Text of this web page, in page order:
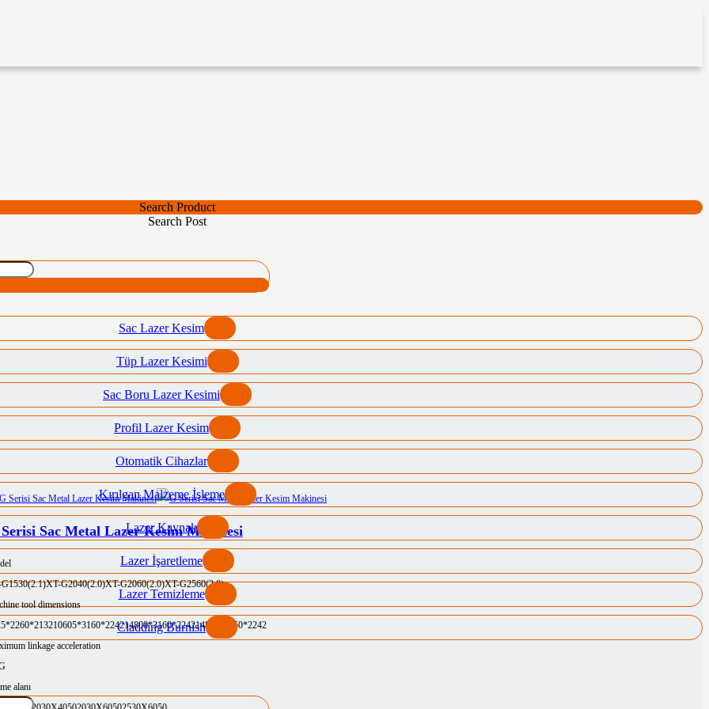
Sac Metal Lazer Kesim Makinesi
XT-G2040(2.0)XT-G2060(2.0)XT-G2560(2.0)
tool dimensions
10605*3160*224214800*3160*224214800*3750*2242
linkage acceleration
alanı
Search Product
Search Post
Sac Lazer Kesim
Tüp Lazer Kesimi
Sac Boru Lazer Kesimi
Profil Lazer Kesim
Otomatik Cihazlar
Kırılgan Malzeme İşleme
Lazer Kaynak
Lazer İşaretleme
Lazer Temizleme
Cladding Burnish